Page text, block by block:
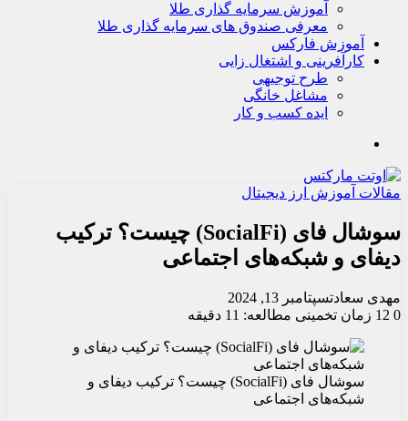
آموزش سرمایه گذاری طلا
معرفی صندوق های سرمایه گذاری طلا
آموزش فارکس
کارآفرینی و اشتغال زایی
طرح توجیهی
مشاغل خانگی
ایده کسب و کار
مقالات آموزش ارز دیجیتال
سوشال فای (SocialFi) چیست؟ ترکیب
دیفای و شبکه‌های اجتماعی
مهدی سعادتسپتامبر 13, 2024
0
زمان تخمینی مطالعه: 11 دقیقه
سوشال فای (SocialFi) چیست؟ ترکیب دیفای و
شبکه‌های اجتماعی